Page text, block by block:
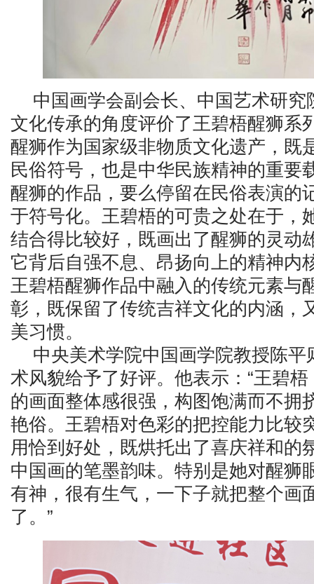
中国画学会副会长、中国艺术研究
文化传承的角度评价了王碧梧醒狮系
醒狮作为国家级非物质文化遗产，既
民俗符号，也是中华民族精神的重要
醒狮的作品，要么停留在民俗表演的
于符号化。王碧梧的可贵之处在于，
结合得比较好，既画出了醒狮的灵动
它背后自强不息、昂扬向上的精神内
王碧梧醒狮作品中融入的传统元素与
彰，既保留了传统吉祥文化的内涵，
美习惯。
中央美术学院中国画学院教授陈平
术风貌给予了好评。他表示：“王碧
的画面整体感很强，构图饱满而不拥
艳俗。王碧梧对色彩的把控能力比较
用恰到好处，既烘托出了喜庆祥和的
中国画的笔墨韵味。特别是她对醒狮
有神，很有生气，一下子就把整个画
了。”